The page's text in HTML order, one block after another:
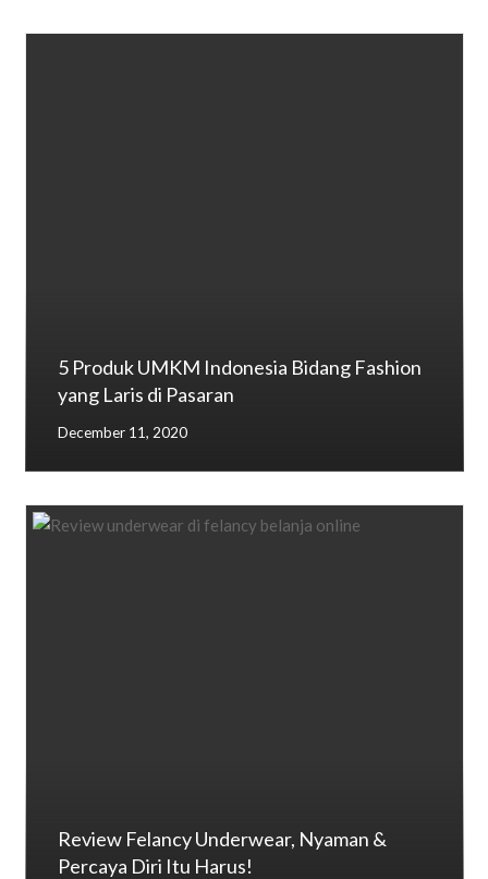
5 Produk UMKM Indonesia Bidang Fashion
yang Laris di Pasaran
December 11, 2020
Review Felancy Underwear, Nyaman &
Percaya Diri Itu Harus!